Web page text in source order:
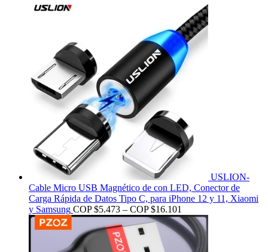
USLION-
Cable Micro USB Magnético de con LED, Conector de
Carga Rápida de Datos Tipo C, para iPhone 12 y 11, Xiaomi
y Samsung COP $5.473 – COP $16.101